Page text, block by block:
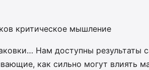
критическое мышление
Нам доступны результаты
как сильно могут влиять